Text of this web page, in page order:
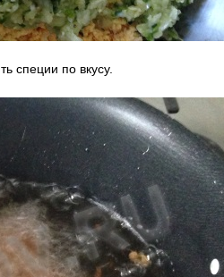
специи по вкусу.